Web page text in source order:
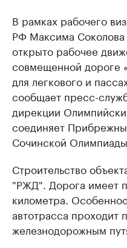
В рамках рабочего
РФ Максима
открыто рабочее
совмещенной дороге
для легкового и
сообщает пресс-
дирекции
соединяет
Сочинской Олимпиады.
Строительство
"РЖД". Дорога имеет
километра.
автотрасса проходит
железнодорожным